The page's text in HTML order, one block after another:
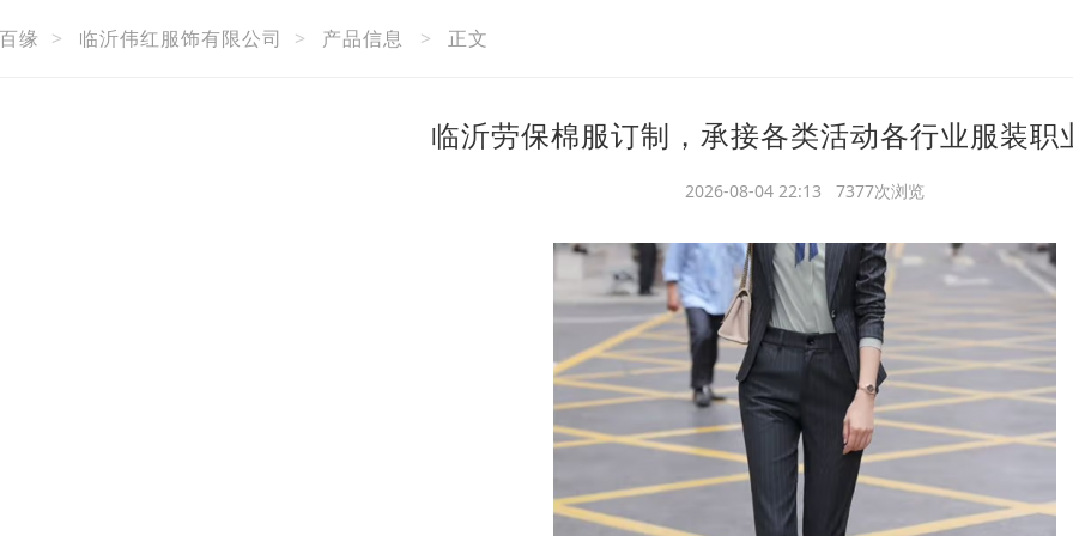
缘 > 临沂伟红服饰有限公司 > 产品信息 > 正文
临沂劳保棉服订制，承接各类活动各行业服装职
2026-08-04 22:13 7377次浏览